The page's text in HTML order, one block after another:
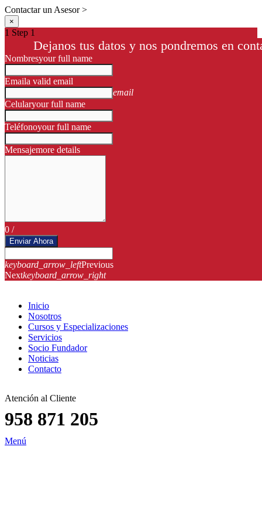
Contactar un Asesor >
×
1 Step 1
Dejanos tus datos y nos pondremos en
Nombresyour full name
Emaila valid email
email
Celularyour full name
Teléfonoyour full name
Mensajemore details
0 /
Enviar Ahora
keyboard_arrow_leftPrevious
Nextkeyboard_arrow_right
Inicio
Nosotros
Cursos y Especializaciones
Servicios
Socio Fundador
Noticias
Contacto
Atención al Cliente
958 871 205
Menú